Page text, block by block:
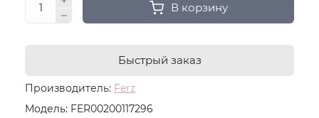
Производитель: Ferz
Модель: FER00200117296
В корзину
Быстрый заказ